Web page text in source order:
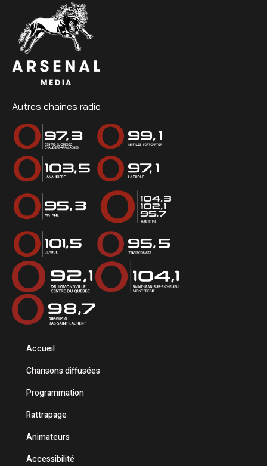
Autres chaînes radio
Accueil
Chansons diffusées
Programmation
Rattrapage
Animateurs
Accessibilité